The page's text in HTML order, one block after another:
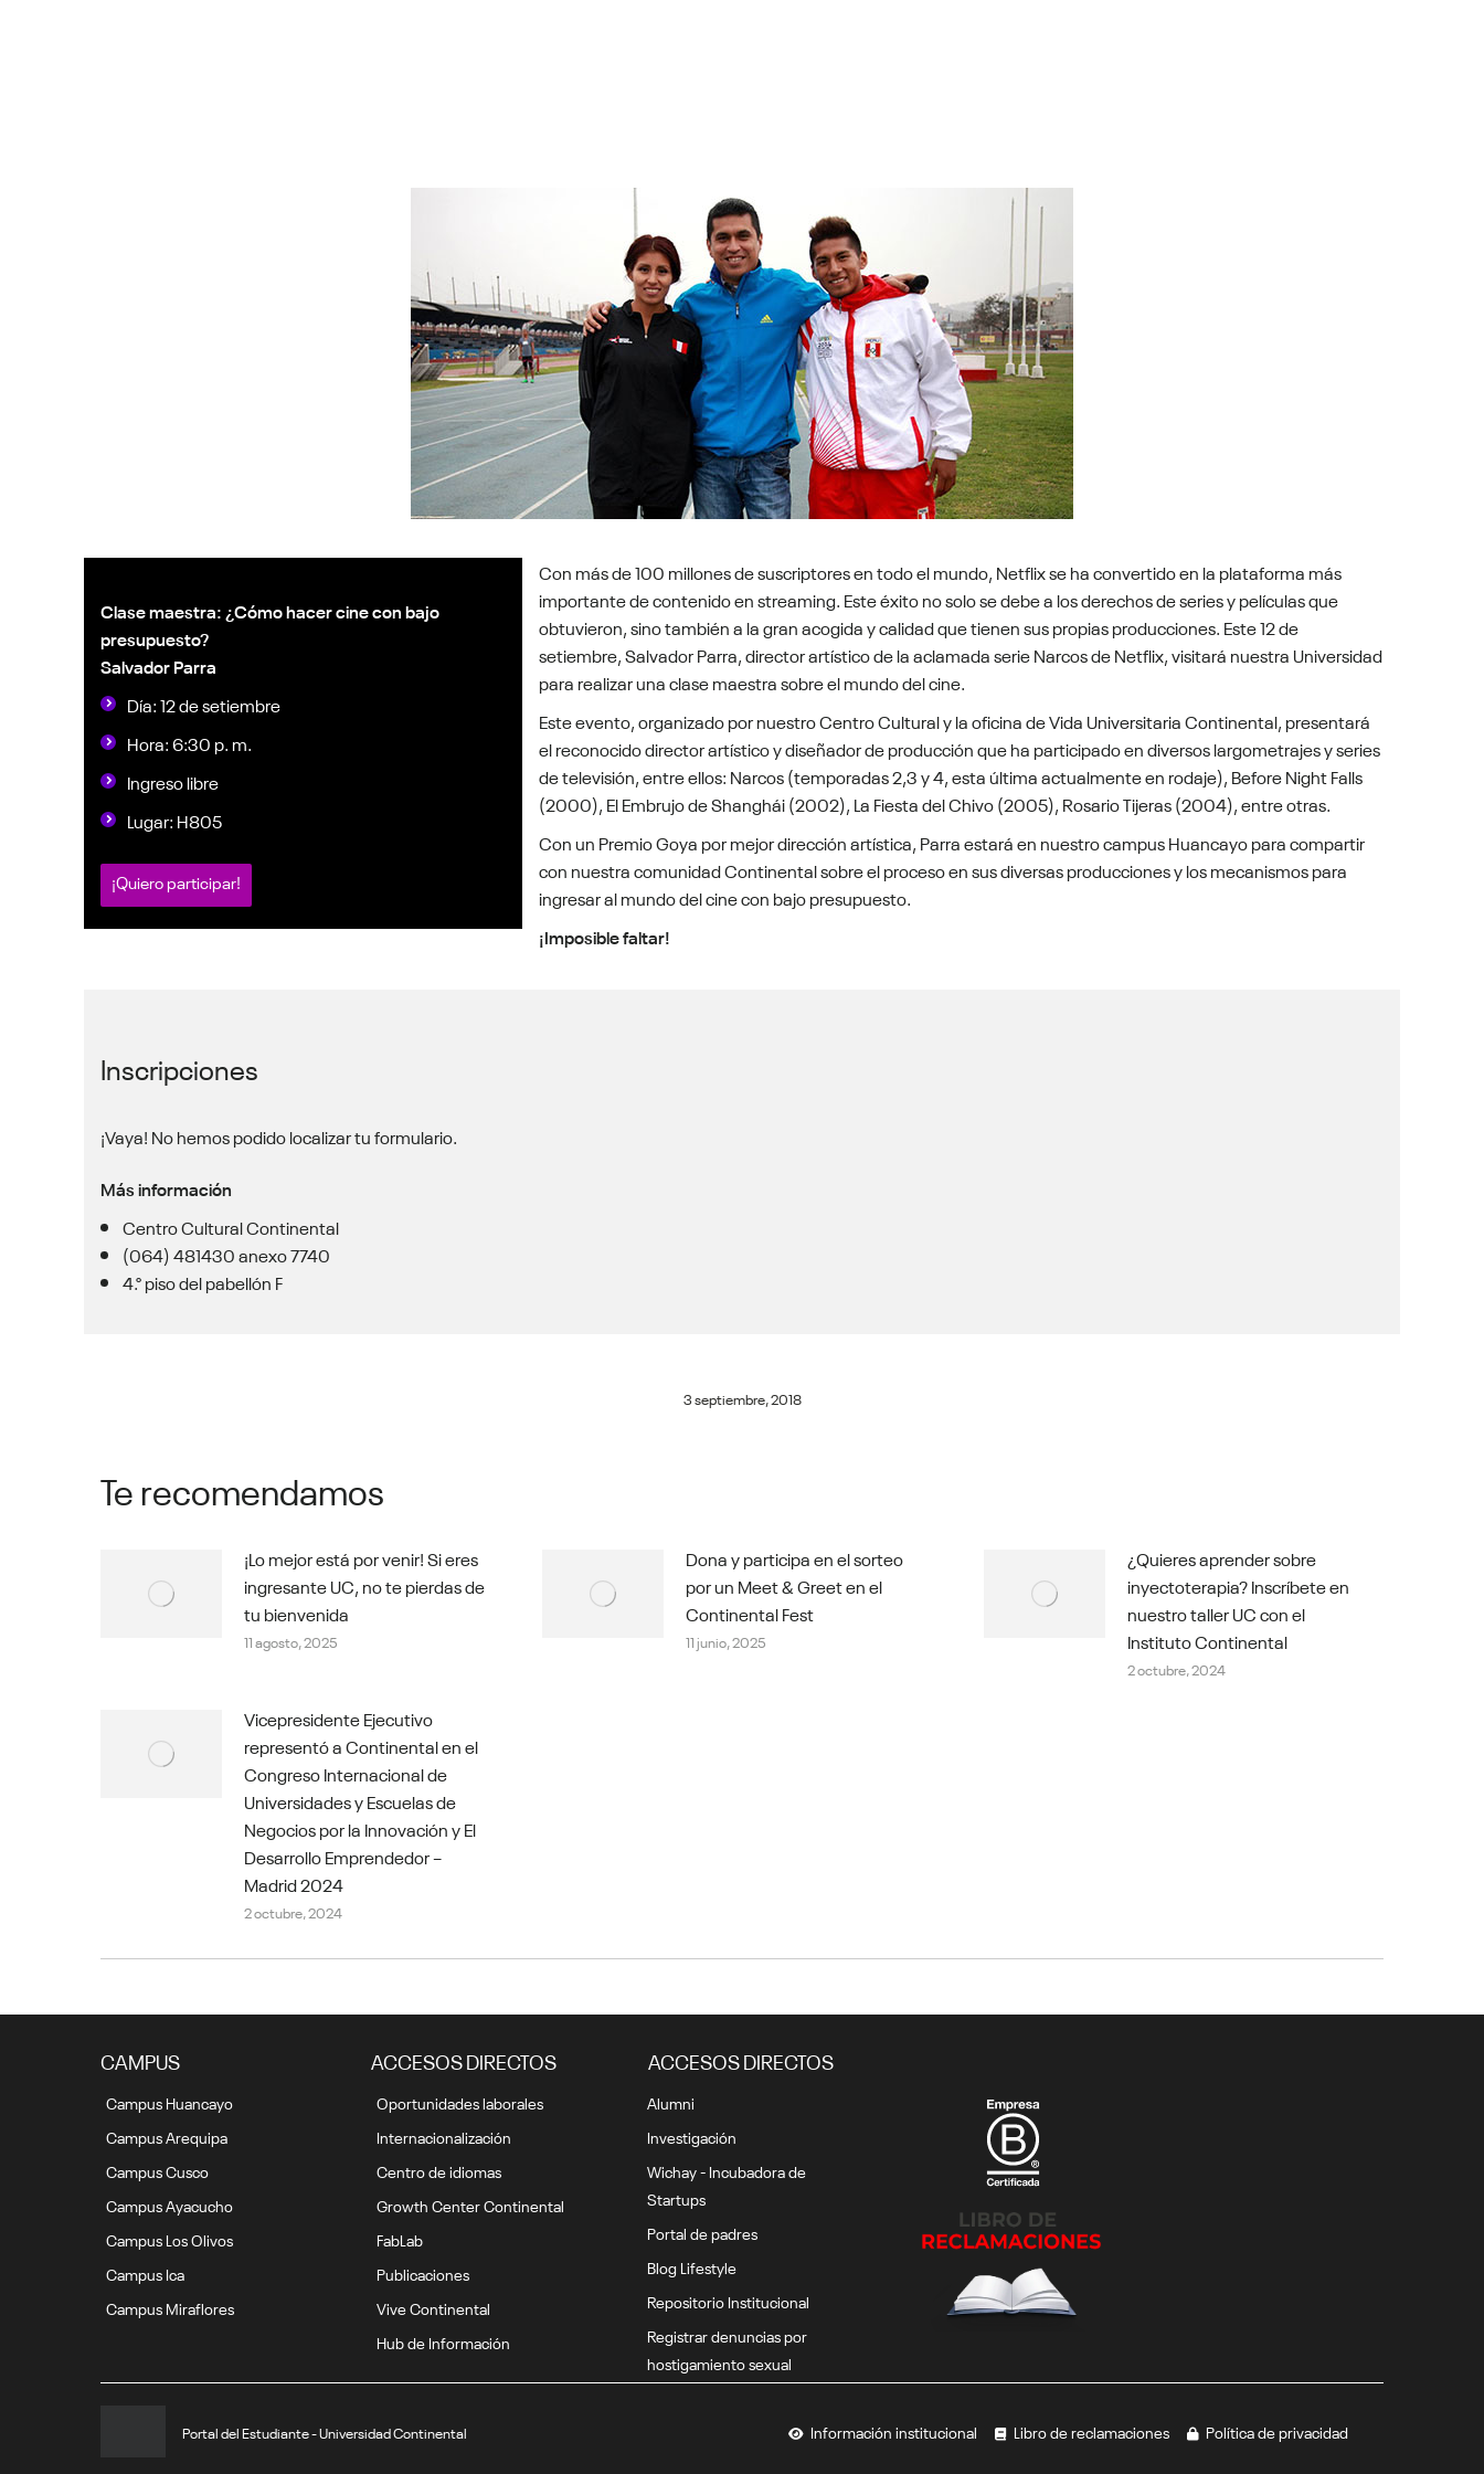
Clase maestra: ¿Cómo hacer cine con bajo
presupuesto?
Salvador Parra
Día: 12 de setiembre
Hora: 6:30 p. m.
Ingreso libre
Lugar: H805
¡Quiero participar!
Con más de 100 millones de suscriptores en todo el mundo, Netflix se ha convertido en la plataforma más
importante de contenido en streaming. Este éxito no solo se debe a los derechos de series y películas que
obtuvieron, sino también a la gran acogida y calidad que tienen sus propias producciones. Este 12 de
setiembre, Salvador Parra, director artístico de la aclamada serie Narcos de Netflix, visitará nuestra Universidad
para realizar una clase maestra sobre el mundo del cine.
Este evento, organizado por nuestro Centro Cultural y la oficina de Vida Universitaria Continental, presentará
el reconocido director artístico y diseñador de producción que ha participado en diversos largometrajes y series
de televisión, entre ellos: Narcos (temporadas 2,3 y 4, esta última actualmente en rodaje), Before Night Falls
(2000), El Embrujo de Shanghái (2002), La Fiesta del Chivo (2005), Rosario Tijeras (2004), entre otras.
Con un Premio Goya por mejor dirección artística, Parra estará en nuestro campus Huancayo para compartir
con nuestra comunidad Continental sobre el proceso en sus diversas producciones y los mecanismos para
ingresar al mundo del cine con bajo presupuesto.
¡Imposible faltar!
Inscripciones
¡Vaya! No hemos podido localizar tu formulario.
Más información
Centro Cultural Continental
(064) 481430 anexo 7740
4.° piso del pabellón F
3 septiembre, 2018
Te recomendamos
¡Lo mejor está por venir! Si eres
ingresante UC, no te pierdas de
tu bienvenida
11 agosto, 2025
Dona y participa en el sorteo
por un Meet & Greet en el
Continental Fest
11 junio, 2025
¿Quieres aprender sobre
inyectoterapia? Inscríbete en
nuestro taller UC con el
Instituto Continental
2 octubre, 2024
Vicepresidente Ejecutivo
representó a Continental en el
Congreso Internacional de
Universidades y Escuelas de
Negocios por la Innovación y El
Desarrollo Emprendedor –
Madrid 2024
2 octubre, 2024
CAMPUS
Campus Huancayo
Campus Arequipa
Campus Cusco
Campus Ayacucho
Campus Los Olivos
Campus Ica
Campus Miraflores
ACCESOS DIRECTOS
Oportunidades laborales
Internacionalización
Centro de idiomas
Growth Center Continental
FabLab
Publicaciones
Vive Continental
Hub de Información
ACCESOS DIRECTOS
Alumni
Investigación
Wichay - Incubadora de
Startups
Portal de padres
Blog Lifestyle
Repositorio Institucional
Registrar denuncias por
hostigamiento sexual
Portal del Estudiante - Universidad Continental Información institucional Libro de reclamaciones Política de privacidad